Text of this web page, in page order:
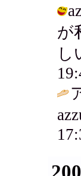
が
し